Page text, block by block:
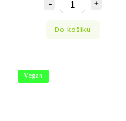
Do košíku
Vegan